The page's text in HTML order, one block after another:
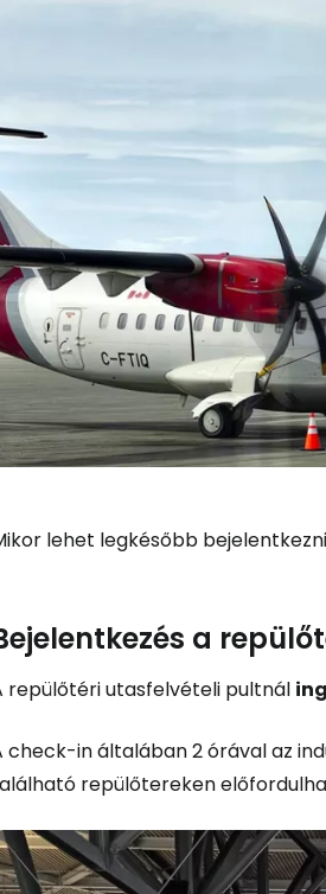
lehet legkésőbb
a
repülőtéri utasfelvételi pultnál
check-in általában 2 órával az
repülőtereken